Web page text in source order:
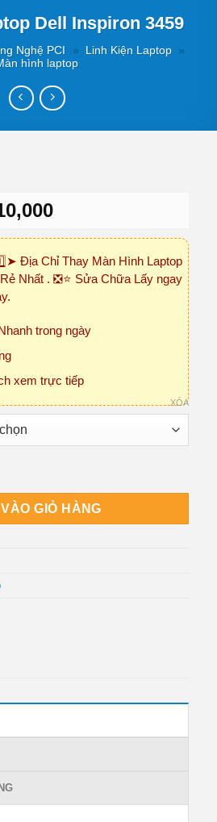
Dell Inspiron 3459
Nghệ PCI » Linh Kiện Laptop »
hình laptop
Khoảng
₫495,000
đến
Địa Chỉ Thay Màn Hình Laptop
Nhất . ❎⭐ Sửa Chữa Lấy ngay
trong ngày
xem trực tiếp
XÓA
3459 số lượng
GIỎ HÀNG